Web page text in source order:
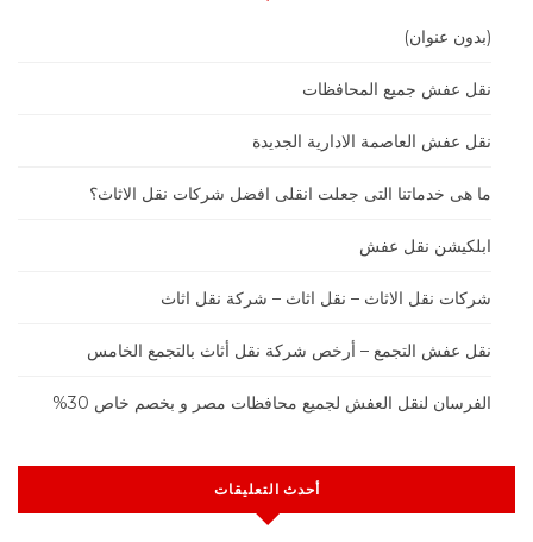
(بدون عنوان)
نقل عفش جميع المحافظات
نقل عفش العاصمة الادارية الجديدة
ما هى خدماتنا التى جعلت انقلى افضل شركات نقل الاثاث؟
ابلكيشن نقل عفش
شركات نقل الاثاث – نقل اثاث – شركة نقل اثاث
نقل عفش التجمع – أرخص شركة نقل أثاث بالتجمع الخامس
الفرسان لنقل العفش لجميع محافظات مصر و بخصم خاص 30%
أحدث التعليقات